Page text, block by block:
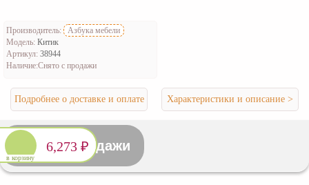
Производитель:
Азбука мебели
Модель: Китик
Артикул: 38944
Наличие:Снято с продажи
Подробнее о доставке и оплате Характеристики и описание >
в корзину
6,273 ₽
Снято с продажи